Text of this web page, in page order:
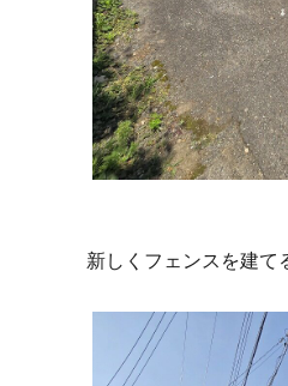
新しくフェンスを建て